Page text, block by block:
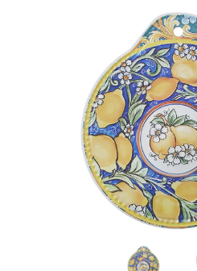
ピックアッ
商品カテゴ
商品カテゴ
カラ
サイ